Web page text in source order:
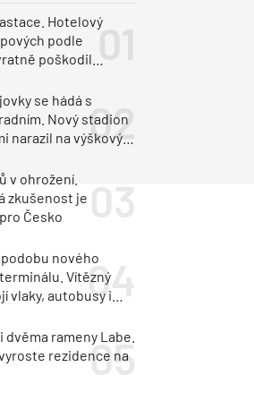
Hotelový
podle
poškodil
se hádá s
Nový stadion
narazil na výškový
v ohrožení.
zkušenost je
Česko
nového
Vítězný
vlaky, autobusy i
dvěma rameny Labe.
rezidence na